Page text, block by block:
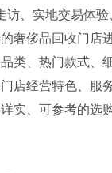
、实地交易体
奢侈品回收门店
类、热门款式、
店经营特色、服
实、可参考的选购